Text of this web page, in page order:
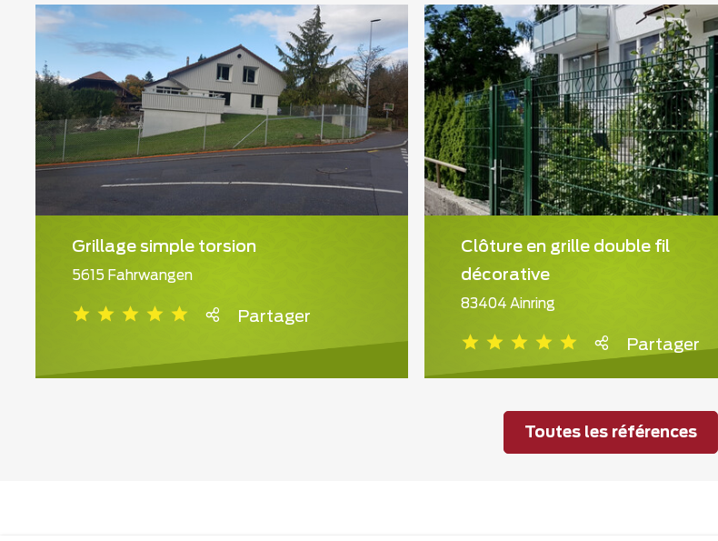
Grillage simple torsion
5615 Fahrwangen
Partager
Clôture en grille double fil
décorative
83404 Ainring
Partager
Toutes les références